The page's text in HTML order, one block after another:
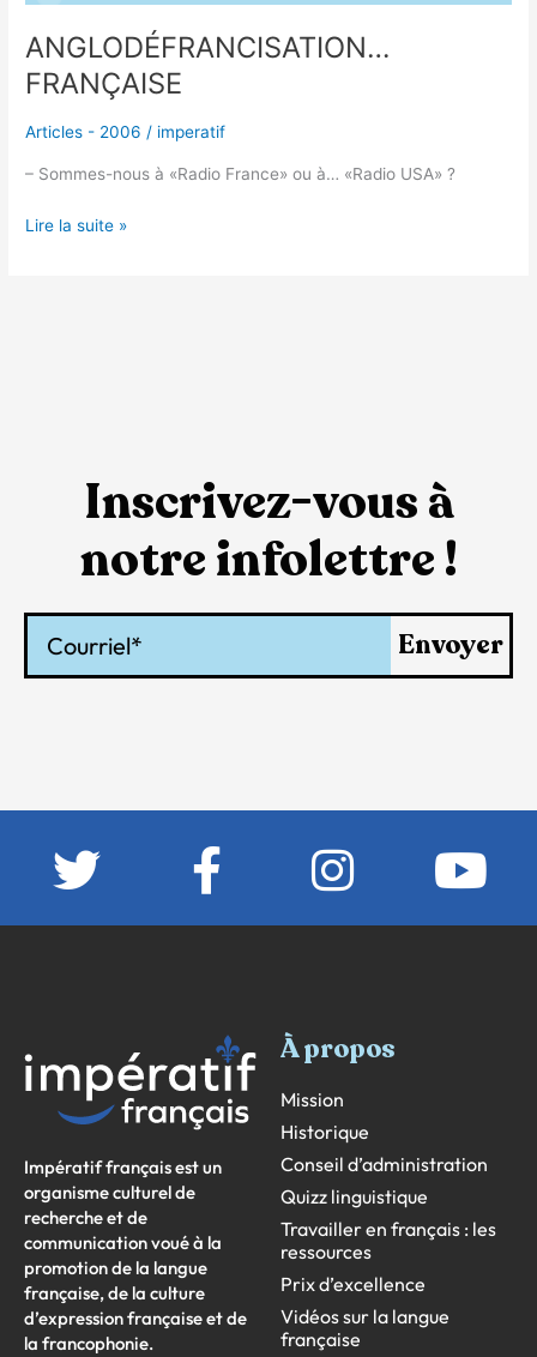
ANGLODÉFRANCISATION…
FRANÇAISE
Articles - 2006 / imperatif
– Sommes-nous à «Radio France» ou à… «Radio USA» ?
Lire la suite »
Inscrivez-vous à
notre infolettre !
Envoyer
Impératif français est un
organisme culturel de
recherche et de
communication voué à la
promotion de la langue
française, de la culture
d’expression française et de
la francophonie.
À propos
Mission
Historique
Conseil d’administration
Quizz linguistique
Travailler en français : les
ressources
Prix d’excellence
Vidéos sur la langue
française